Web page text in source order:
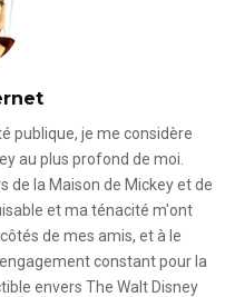
publique, je me considère
au plus profond de moi.
de la Maison de Mickey et de
et ma ténacité m'ont
de mes amis, et à le
constant pour la
envers The Walt Disney